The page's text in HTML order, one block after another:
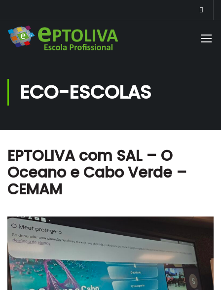
ECO-ESCOLAS
EPTOLIVA com SAL – O
Oceano e Cabo Verde –
CEMAM